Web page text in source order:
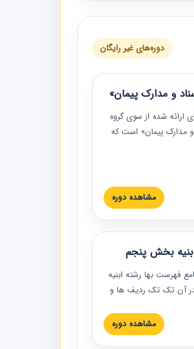
دوره‌های غیر رایگان
و مدارک پیمان»
ارائه شده از سوی گروه
و مدارک پیمان» است که
مشاهده دوره
بخش پنجم
فهرست بها رشته ابنیه
در آن تک تک ردیف ها و
مرتبط با ردیف های
مهندس
مشاهده دوره